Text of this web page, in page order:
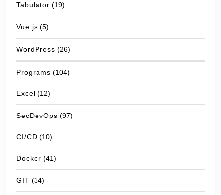
Tabulator (19)
Vue.js (5)
WordPress (26)
Programs (104)
Excel (12)
SecDevOps (97)
CI/CD (10)
Docker (41)
GIT (34)